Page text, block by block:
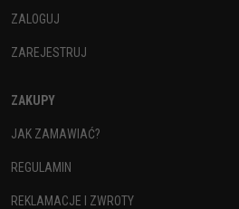
ZALOGUJ
ZAREJESTRUJ
ZAKUPY
JAK ZAMAWIAĆ?
REGULAMIN
REKLAMACJE I ZWROTY